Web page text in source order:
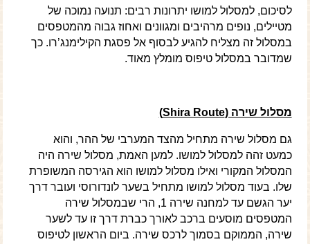
לסיכום, למסלול למושו יתרונות רבים: תנועה נמוכה של
מטיילים, נופים מרהיבים ומגוונים ואחוז גבוה מהמטפסים
במסלול זה מצליח להגיע לבסוף אל פסגת הקילימנג’רו. כך
שמדובר במסלול טיפוס מומלץ מאוד.
מסלול שירה (Shira Route
)
גם מסלול שירה מתחיל מהצד המערבי של ההר, והוא
כמעט זהה למסלול למושו. למען האמת, מסלול שירה היה
המסלול המקורי ואילו מסלול למושו הוא הגירסה המשופרת
שלו. בעוד מסלול למושו מתחיל בשער לונדורוסי ועובר דרך
יער הגשם עד למחנה שירה 1, הרי שבמסלול שירה
המטפסים מוסעים ברכב לאורך כברת דרך זו עד לשער
שירה, הממוקם בסמוך לרכס שירה. ביום הראשון לטיפוס